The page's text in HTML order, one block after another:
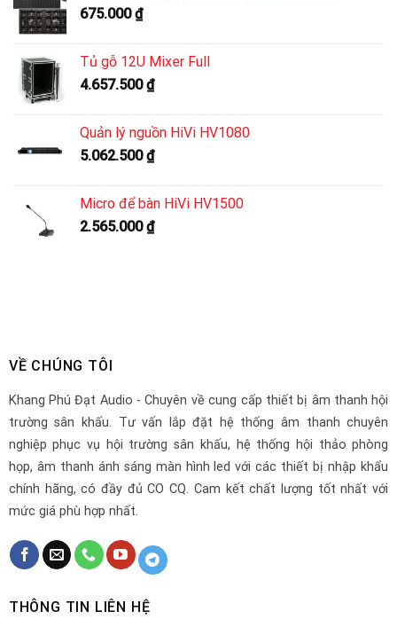
675.000₫
Tủ gỗ 12U Mixer Full
4.657.500₫
Quản lý nguồn HiVi HV1080
5.062.500₫
Micro để bàn HiVi HV1500
2.565.000₫
VỀ CHÚNG TÔI
Khang Phú Đạt Audio - Chuyên về cung cấp thiết bị âm thanh hội
trường sân khấu. Tư vấn lắp đặt hệ thống âm thanh chuyên
nghiệp phục vụ hội trường sân khấu, hệ thống hội thảo phòng
họp, âm thanh ánh sáng màn hình led với các thiết bị nhập khẩu
chính hãng, có đầy đủ CO CQ. Cam kết chất lượng tốt nhất với
mức giá phù hợp nhất.
THÔNG TIN LIÊN HỆ